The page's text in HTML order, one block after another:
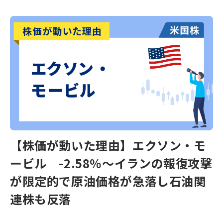
【株価が動いた理由】エクソン・モ
ービル -2.58％～イランの報復攻撃
が限定的で原油価格が急落し石油関
連株も反落